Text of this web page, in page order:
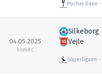
Puchar Danii
04.05.2025
koniec
Silkeborg
Vejle
Superligaen